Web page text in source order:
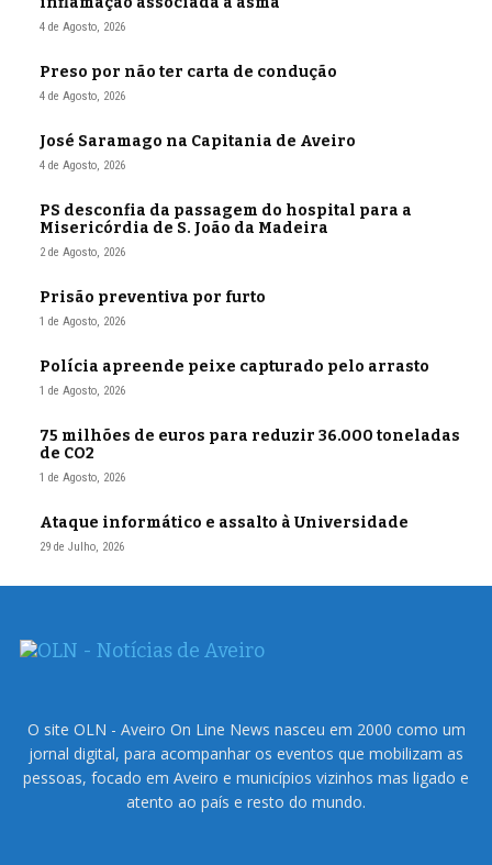
4 de Agosto, 2026
Preso por não ter carta de condução
4 de Agosto, 2026
José Saramago na Capitania de Aveiro
4 de Agosto, 2026
PS desconfia da passagem do hospital para a
Misericórdia de S. João da Madeira
2 de Agosto, 2026
Prisão preventiva por furto
1 de Agosto, 2026
Polícia apreende peixe capturado pelo arrasto
1 de Agosto, 2026
75 milhões de euros para reduzir 36.000 toneladas
de CO2
1 de Agosto, 2026
Ataque informático e assalto à Universidade
29 de Julho, 2026
O site OLN - Aveiro On Line News nasceu em 2000 como um
jornal digital, para acompanhar os eventos que mobilizam as
pessoas, focado em Aveiro e municípios vizinhos mas ligado e
atento ao país e resto do mundo.